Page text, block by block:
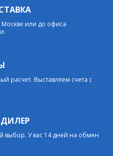
Москве или до офиса
расчет. Выставляем счета с
выбор. У вас 14 дней на обмен